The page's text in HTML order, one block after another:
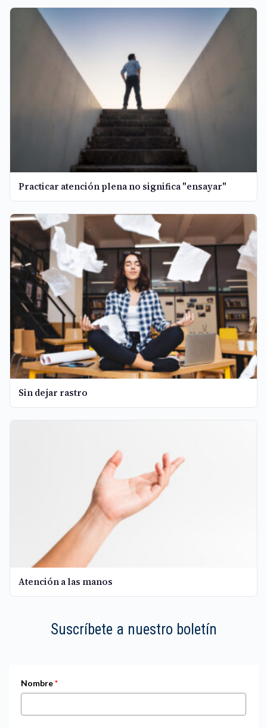
Practicar atención plena no significa "ensayar"
Sin dejar rastro
Atención a las manos
Suscríbete a nuestro boletín
Nombre*